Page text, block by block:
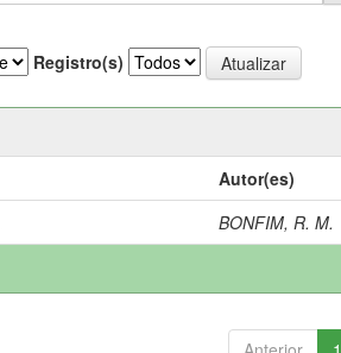
Registro(s)
Autor(es)
BONFIM, R. M.